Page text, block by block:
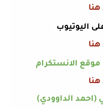
اليوتيوب
الانستكرام
(احمد الداوودي)